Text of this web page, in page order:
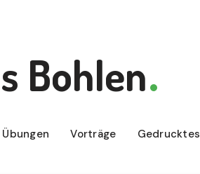
Bohlen
Übungen Vorträge Gedrucktes